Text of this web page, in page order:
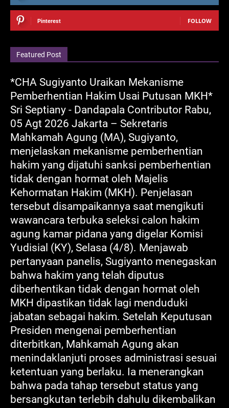
Pinterest FOLLOW
Featured Post
*CHA Sugiyanto Uraikan Mekanisme
Pemberhentian Hakim Usai Putusan MKH*
Sri Septiany - Dandapala Contributor Rabu,
05 Agt 2026 Jakarta – Sekretaris
Mahkamah Agung (MA), Sugiyanto,
menjelaskan mekanisme pemberhentian
hakim yang dijatuhi sanksi pemberhentian
tidak dengan hormat oleh Majelis
Kehormatan Hakim (MKH). Penjelasan
tersebut disampaikannya saat mengikuti
wawancara terbuka seleksi calon hakim
agung kamar pidana yang digelar Komisi
Yudisial (KY), Selasa (4/8). Menjawab
pertanyaan panelis, Sugiyanto menegaskan
bahwa hakim yang telah diputus
diberhentikan tidak dengan hormat oleh
MKH dipastikan tidak lagi menduduki
jabatan sebagai hakim. Setelah Keputusan
Presiden mengenai pemberhentian
diterbitkan, Mahkamah Agung akan
menindaklanjuti proses administrasi sesuai
ketentuan yang berlaku. Ia menerangkan
bahwa pada tahap tersebut status yang
bersangkutan terlebih dahulu dikembalikan